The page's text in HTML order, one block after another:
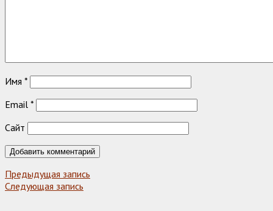
Имя *
Email *
Сайт
Предыдущая запись
Следующая запись